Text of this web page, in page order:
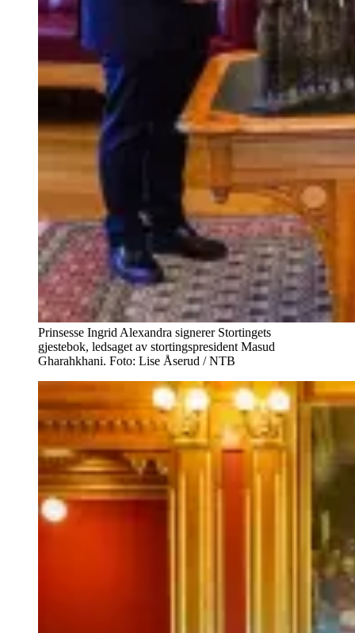
Prinsesse Ingrid Alexandra signerer Stortingets
gjestebok, ledsaget av stortingspresident Masud
Gharahkhani. Foto: Lise Åserud / NTB